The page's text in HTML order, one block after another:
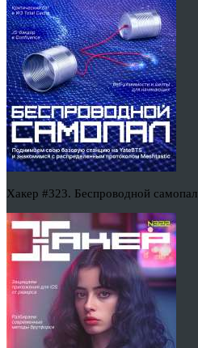
Хакер #323. Беспроводной самопал